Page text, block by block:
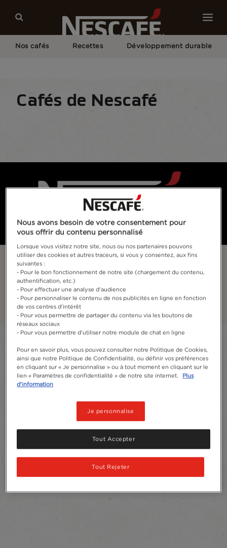
Nos cafés Recettes Développement durable
Cafés de Nescafé
NESCAFÉ® Classic
Produit à partir de grains minutieusement
sélectionnés, il est idéal pour démarrer la journée.
3 produits Sort:Les plus recommandés
Nous avons besoin de votre consentement pour
vous offrir du contenu personnalisé
Lorsque vous visitez notre site, nous ou nos partenaires pouvons
utiliser des cookies et autres traceurs, si vous y consentez, aux fins
suivantes :
- Pour le bon fonctionnement de notre site (chargement du contenu,
authentification, etc.)
- Pour effectuer une analyse d'audience
- Pour personnaliser le contenu de nos publicités en ligne en fonction
de vos centres d'intérêt
- Pour vous permettre de partager du contenu via les boutons de
réseaux sociaux
- Pour vous permettre d'utiliser notre module de chat en ligne
Pour en savoir plus, vous pouvez consulter notre Politique de Cookies,
ainsi que notre Politique de Confidentialité, ou définir vos préférences
en cliquant sur « Je personnalise » ou à tout moment en cliquant sur le
lien « Paramètres de confidentialité » de notre site internet.
Plus
d'information
Je personnalise
Tout Rejeter
Tout Accepter